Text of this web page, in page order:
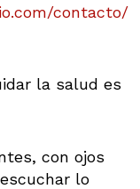
contacto/
la salud es
con ojos
lo